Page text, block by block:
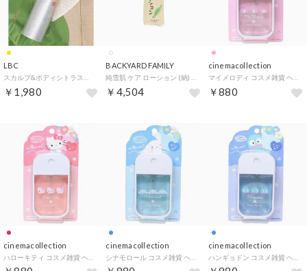
LBC
￥1,980
BACKYARD FAMILY
￥4,504
cinemacollection
マイメロディ コスメ雑貨 ヘア＆ボディフレグランスミスト サンリオ カミオジャパン ボディミスト ヘアミスト ボディ用化粧水 キャラクター グッズ 【返品不可商品】
￥880
cinemacollection cinemacollection cinemacollection
ハンギョドン コスメ雑貨 ヘア＆ボディフレグランスミスト サンリオ カミオジャパン ボディミスト ヘアミスト ボディ用化粧水 キャラクター グッズ 【返品不可商品】